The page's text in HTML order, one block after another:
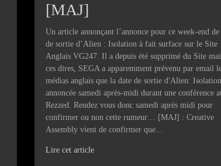
[MAJ]
Un article annonçant l’annonce pour ce week-end de
de sortie d’Alien : Isolation à fait surface sur le Site
Anglais VG247. Il a depuis été supprimé du Site
ces dires, SEGA a apparemment prévenu par email
médias anglais que la date de sortie d'Alien:
annoncée samedi après-midi durant une conférence
Rezzed. Rendez vous donc samedi après midi pour
confirmer ou non cette rumeur… [MAJ] : Creative
Assembly vient de confirmer que...
Lire cet article